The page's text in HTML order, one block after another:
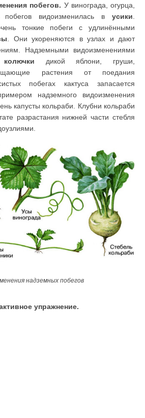
побегов. У винограда, огурца,
видоизменилась в усики
тонкие побеги с удлинёнными
. Они укореняются в узлах и дают
Надземными видоизменениями
колючки дикой яблони, груши,
растения от поедания
побегах кактуса запасается
надземного видоизменения
капусты кольраби. Клубни кольраби
разрастания нижней части стебля
надземных побегов
упражнение.